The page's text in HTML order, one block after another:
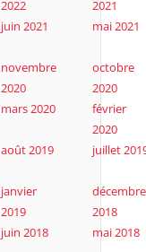
2022
2021
juin 2021 mai 2021
novembre
2020
octobre
2020
mars 2020
février
2020
août 2019 juillet
janvier
2019
décembre
2018
juin 2018 mai 2018